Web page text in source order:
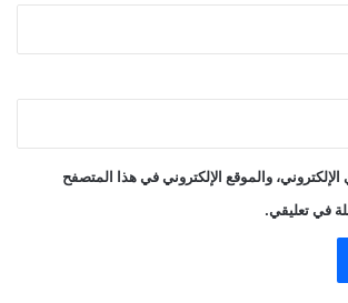
والموقع الإلكتروني في هذا المتصفح
في تعليقي.